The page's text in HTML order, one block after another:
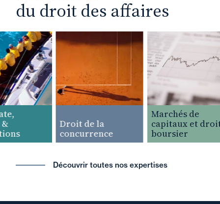
du droit des affaires
Droit de la
concurrence
Marchés de
capitaux et droit
boursier
Découvrir toutes nos expertises